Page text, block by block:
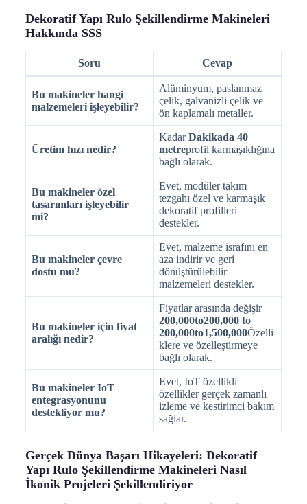
Dekoratif Yapı Rulo Şekillendirme Makineleri
Hakkında SSS
Soru Cevap
Bu makineler hangi
malzemeleri işleyebilir?
Alüminyum, paslanmaz
çelik, galvanizli çelik ve
ön kaplamalı metaller.
Üretim hızı nedir?
KadarDakikada 40
metreprofil karmaşıklığına
bağlı olarak.
Bu makineler özel
tasarımları işleyebilir
mi?
Evet, modüler takım
tezgahı özel ve karmaşık
dekoratif profilleri
destekler.
Bu makineler çevre
dostu mu?
Evet, malzeme israfını en
aza indirir ve geri
dönüştürülebilir
malzemeleri destekler.
Bu makineler için fiyat
aralığı nedir?
Fiyatlar arasında değişir
200,000to200,000 to
200,000to1,500,000Özelli
klere ve özelleştirmeye
bağlı olarak.
Bu makineler IoT
entegrasyonunu
destekliyor mu?
Evet, IoT özellikli
özellikler gerçek zamanlı
izleme ve kestirimci bakım
sağlar.
Gerçek Dünya Başarı Hikayeleri: Dekoratif
Yapı Rulo Şekillendirme Makineleri Nasıl
İkonik Projeleri Şekillendiriyor